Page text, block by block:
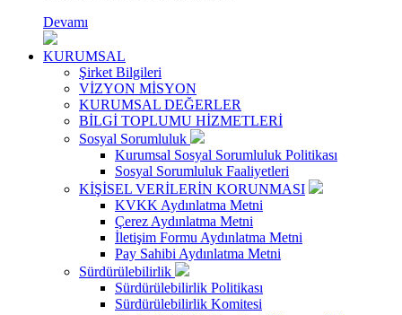
Devamı
KURUMSAL
Şirket Bilgileri
VİZYON MİSYON
KURUMSAL DEĞERLER
BİLGİ TOPLUMU HİZMETLERİ
Sosyal Sorumluluk
Kurumsal Sosyal Sorumluluk Politikası
Sosyal Sorumluluk Faaliyetleri
KİŞİSEL VERİLERİN KORUNMASI
KVKK Aydınlatma Metni
Çerez Aydınlatma Metni
İletişim Formu Aydınlatma Metni
Pay Sahibi Aydınlatma Metni
Sürdürülebilirlik
Sürdürülebilirlik Politikası
Sürdürülebilirlik Komitesi